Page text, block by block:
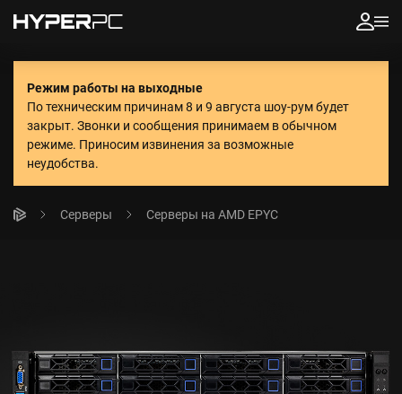
Режим работы на выходные
По техническим причинам 8 и 9 августа шоу-рум будет
закрыт. Звонки и сообщения принимаем в обычном
режиме. Приносим извинения за возможные
неудобства.
Серверы Серверы на AMD EPYC